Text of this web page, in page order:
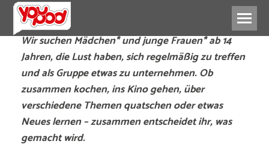
Wir suchen Mädchen* und junge Frauen* ab 14
Jahren, die Lust haben, sich regelmäßig zu treffen
und als Gruppe etwas zu unternehmen. Ob
zusammen kochen, ins Kino gehen, über
verschiedene Themen quatschen oder etwas
Neues lernen – zusammen entscheidet ihr, was
gemacht wird.